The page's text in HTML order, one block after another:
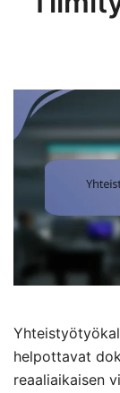
helpottavat
reaaliaikaisen